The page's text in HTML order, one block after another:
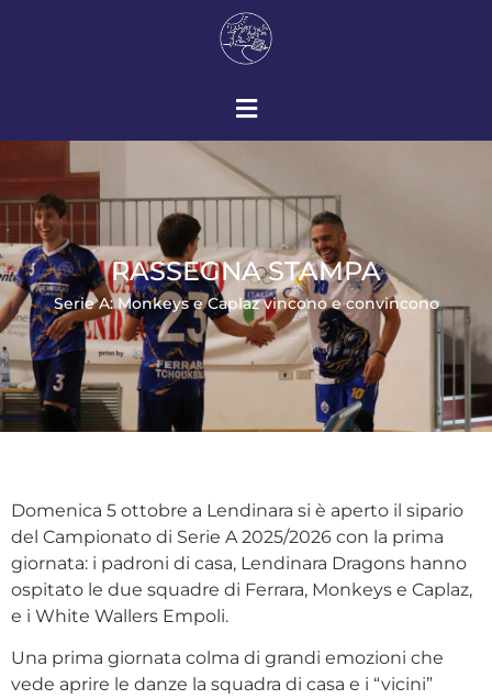
RASSEGNA STAMPA
Serie A: Monkeys e Caplaz vincono e convincono
Domenica 5 ottobre a Lendinara si è aperto il sipario
del Campionato di Serie A 2025/2026 con la prima
giornata: i padroni di casa, Lendinara Dragons hanno
ospitato le due squadre di Ferrara, Monkeys e Caplaz,
e i White Wallers Empoli.
Una prima giornata colma di grandi emozioni che
vede aprire le danze la squadra di casa e i “vicini”